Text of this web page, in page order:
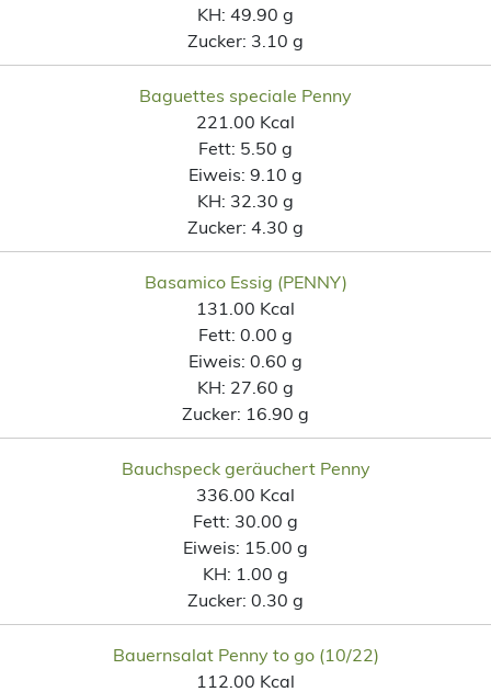
KH: 49.90 g
Zucker: 3.10 g
Baguettes speciale Penny
221.00 Kcal
Fett: 5.50 g
Eiweis: 9.10 g
KH: 32.30 g
Zucker: 4.30 g
Basamico Essig (PENNY)
131.00 Kcal
Fett: 0.00 g
Eiweis: 0.60 g
KH: 27.60 g
Zucker: 16.90 g
Bauchspeck geräuchert Penny
336.00 Kcal
Fett: 30.00 g
Eiweis: 15.00 g
KH: 1.00 g
Zucker: 0.30 g
Bauernsalat Penny to go (10/22)
112.00 Kcal